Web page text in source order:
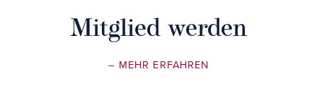
Mitglied werden
– MEHR ERFAHREN